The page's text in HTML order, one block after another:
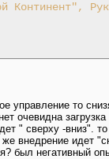
Континент",
управление то
очевидна
" сверху -вниз".
внедрение идет
был негативный